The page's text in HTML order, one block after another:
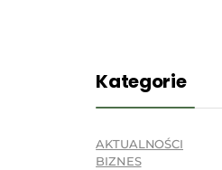
Kategorie
AKTUALNOŚCI
BIZNES